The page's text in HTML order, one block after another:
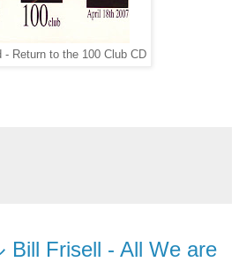
- Return to the 100 Club CD
Bill Frisell - All We are